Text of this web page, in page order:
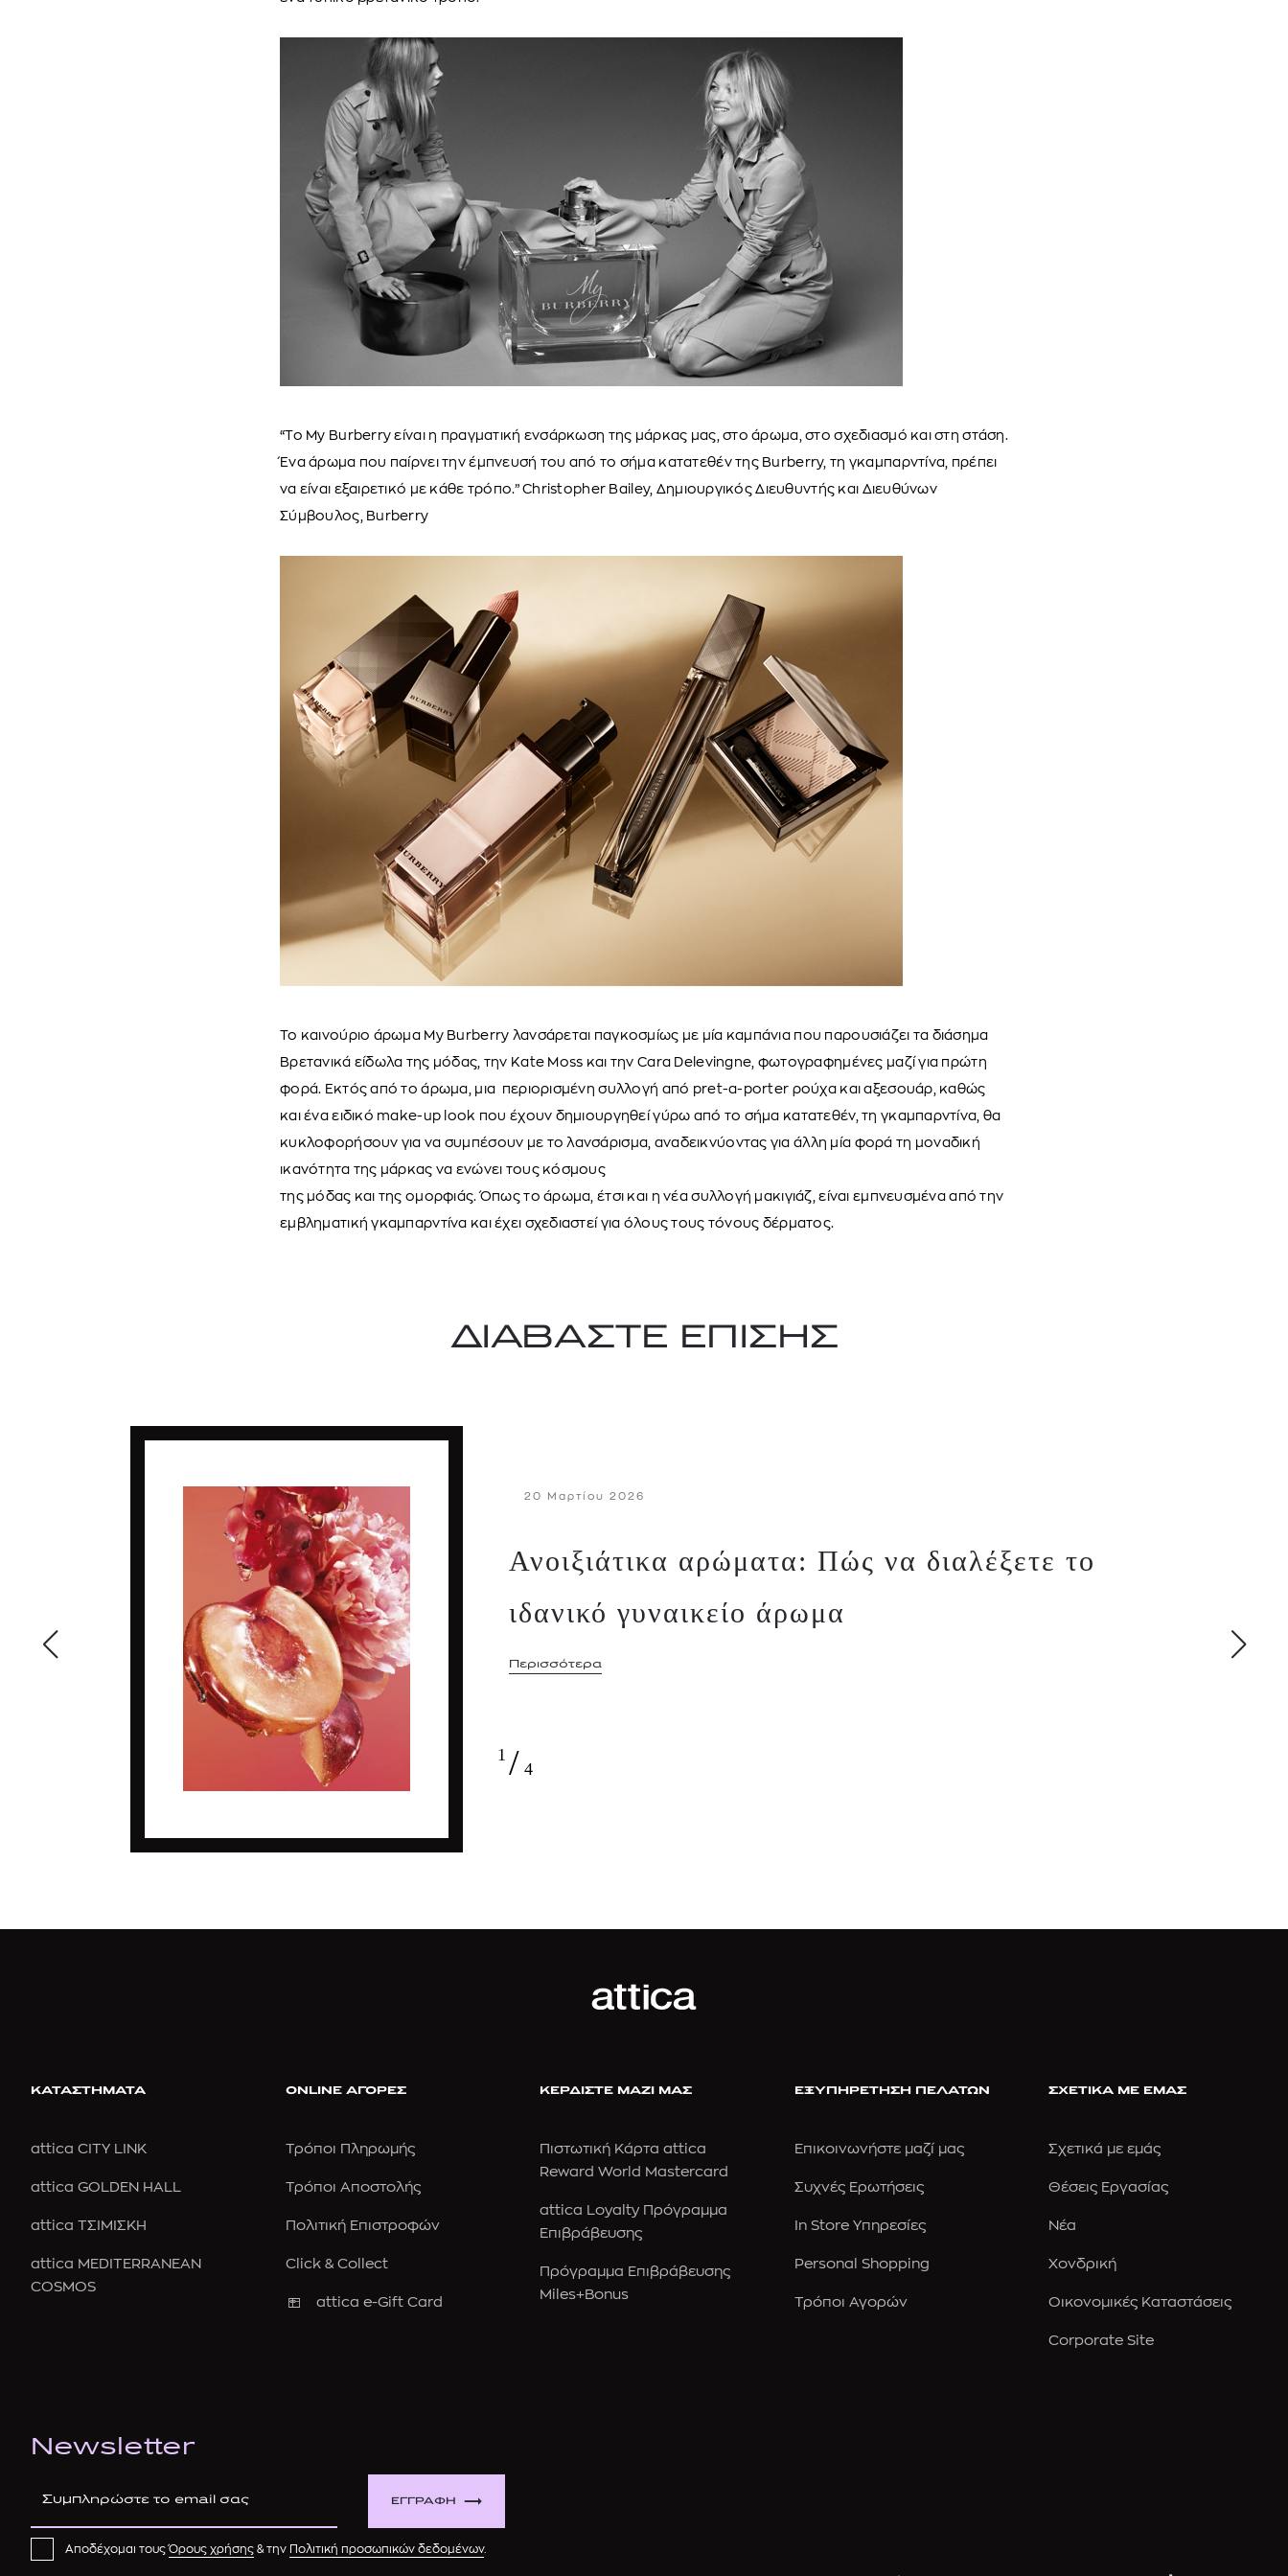
“Το My Burberry είναι η πραγματική ενσάρκωση της μάρκας μας, στο άρωμα, στο σχεδιασμό και στη στάση.
Ένα άρωμα που παίρνει την έμπνευσή του από το σήμα κατατεθέν της Burberry, τη γκαμπαρντίνα, πρέπει
να είναι εξαιρετικό με κάθε τρόπο.” Christopher Bailey, Δημιουργικός Διευθυντής και Διευθύνων
Σύμβουλος, Burberry
Το καινούριο άρωμα My Burberry λανσάρεται παγκοσμίως με μία καμπάνια που παρουσιάζει τα διάσημα
Βρετανικά είδωλα της μόδας, την Kate Moss και την Cara Delevingne, φωτογραφημένες μαζί για πρώτη
φορά. Εκτός από το άρωμα, μια περιορισμένη συλλογή από pret-a-porter ρούχα και αξεσουάρ, καθώς
και ένα ειδικό make-up look που έχουν δημιουργηθεί γύρω από το σήμα κατατεθέν, τη γκαμπαρντίνα, θα
κυκλοφορήσουν για να συμπέσουν με το λανσάρισμα, αναδεικνύοντας για άλλη μία φορά τη μοναδική
ικανότητα της μάρκας να ενώνει τους κόσμους
της μόδας και της ομορφιάς. Όπως το άρωμα, έτσι και η νέα συλλογή μακιγιάζ, είναι εμπνευσμένα από την
εμβληματική γκαμπαρντίνα και έχει σχεδιαστεί για όλους τους τόνους δέρματος.
ΔΙΑΒΑΣΤΕ ΕΠΙΣΗΣ
20 Μαρτίου 2026
Ανοιξιάτικα αρώματα: Πώς να διαλέξετε το
ιδανικό γυναικείο άρωμα
Περισσότερα
1 / 4
ΚΑΤΑΣΤΗΜΑΤΑ
attica CITY LINK
attica GOLDEN HALL
attica ΤΣΙΜΙΣΚΗ
attica MEDITERRANEAN
COSMOS
ONLINE ΑΓΟΡΕΣ
Τρόποι Πληρωμής
Τρόποι Αποστολής
Πολιτική Επιστροφών
Click & Collect
attica e-Gift Card
ΚΕΡΔΙΣΤΕ ΜΑΖΙ ΜΑΣ
Πιστωτική Κάρτα attica
Reward World Mastercard
attica Loyalty Πρόγραμμα
Επιβράβευσης
Πρόγραμμα Επιβράβευσης
Miles+Bonus
ΕΞΥΠΗΡΕΤΗΣΗ ΠΕΛΑΤΩΝ
Επικοινωνήστε μαζί μας
Συχνές Ερωτήσεις
In Store Υπηρεσίες
Personal Shopping
Τρόποι Αγορών
ΣΧΕΤΙΚΑ ΜΕ ΕΜΑΣ
Σχετικά με εμάς
Θέσεις Εργασίας
Νέα
Χονδρική
Οικονομικές Καταστάσεις
Corporate Site
Newsletter
ΕΓΓΡΑΦΗ
Αποδέχομαι τουςΌρους χρήσης & την Πολιτική προσωπικών δεδομένων.